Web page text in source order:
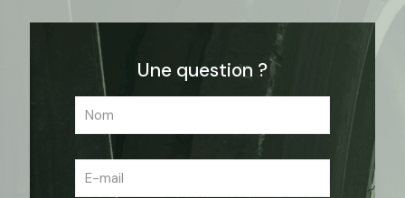
Une question ?